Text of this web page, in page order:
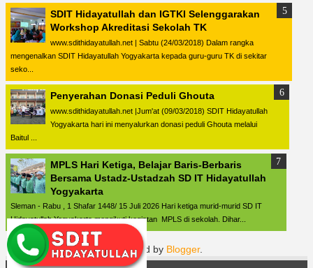
SDIT Hidayatullah dan IGTKI Selenggarakan
Workshop Akreditasi Sekolah TK
www.sdithidayatullah.net | Sabtu (24/03/2018) Dalam rangka
mengenalkan SDIT Hidayatullah Yogyakarta kepada guru-guru TK di sekitar
seko...
Penyerahan Donasi Peduli Ghouta
www.sdithidayatullah.net |Jum'at (09/03/2018) SDIT Hidayatullah
Yogyakarta hari ini menyalurkan donasi peduli Ghouta melalui
Baitul ...
MPLS Hari Ketiga, Belajar Baris-Berbaris
Bersama Ustadz-Ustadzah SD IT Hidayatullah
Yogyakarta
Sleman - Rabu , 1 Shafar 1448/ 15 Juli 2026 Hari ketiga murid-murid SD IT
Hidayatullah Yogyakarta mengikuti kegiatan MPLS di sekolah. Dihar...
Powered by Blogger.